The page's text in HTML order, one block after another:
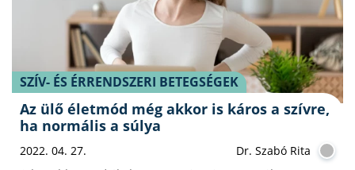
SZÍV- ÉS ÉRRENDSZERI BETEGSÉGEK
Az ülő életmód még akkor is káros a szívre,
ha normális a súlya
2022. 04. 27. Dr. Szabó Rita